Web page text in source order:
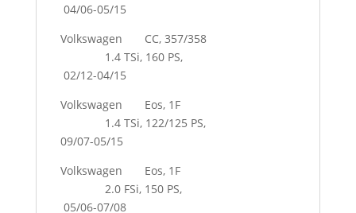
04/06-05/15
Volkswagen CC, 357/358
1.4 TSi, 160 PS,
02/12-04/15
Volkswagen Eos, 1F
1.4 TSi, 122/125 PS,
09/07-05/15
Volkswagen Eos, 1F
2.0 FSi, 150 PS,
05/06-07/08